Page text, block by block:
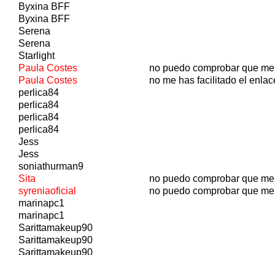
Byxina BFF
Byxina BFF
Serena
Serena
Starlight
Paula Costes
no puedo comprobar que
Paula Costes
no me has facilitado el
perlica84
perlica84
perlica84
perlica84
Jess
Jess
soniathurman9
Sita
no puedo comprobar que
syreniaoficial
no puedo comprobar que
marinapc1
marinapc1
Sarittamakeup90
Sarittamakeup90
Sarittamakeup90